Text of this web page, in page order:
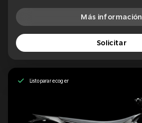
Más información
Solicitar
Listo para recoger